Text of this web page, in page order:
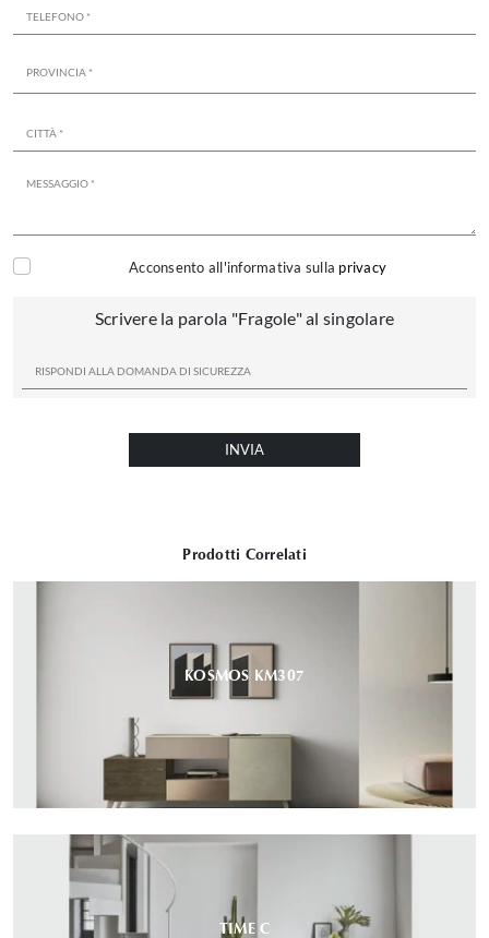
Prodotti Correlati
KOSMOS KM307
TIME C
Acconsento all'informativa sulla privacy
Scrivere la parola "Fragole" al singolare
INVIA